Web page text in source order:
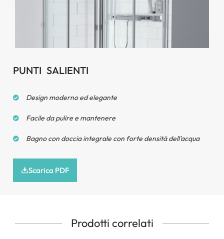
Fori del set doccia
PUNTI SALIENTI
Design moderno ed elegante
Facile da pulire e mantenere
Bagno con doccia integrale con forte densità dell'acqua
Scarica PDF
Prodotti correlati